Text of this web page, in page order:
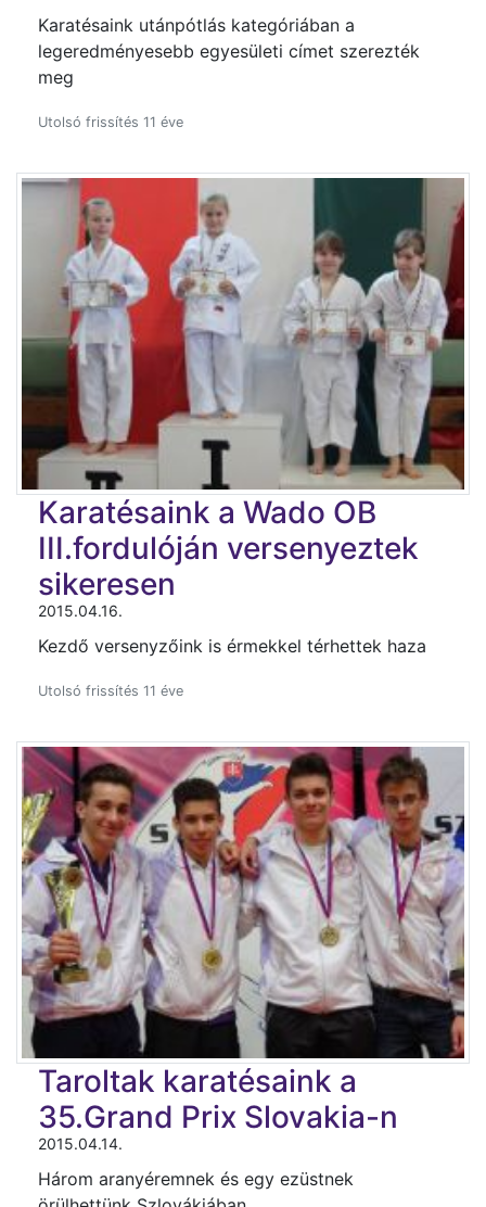
Karatésaink utánpótlás kategóriában a
legeredményesebb egyesületi címet szerezték
meg
Utolsó frissítés 11 éve
Karatésaink a Wado OB
III.fordulóján versenyeztek
sikeresen
2015.04.16.
Kezdő versenyzőink is érmekkel térhettek haza
Utolsó frissítés 11 éve
Taroltak karatésaink a
35.Grand Prix Slovakia-n
2015.04.14.
Három aranyéremnek és egy ezüstnek